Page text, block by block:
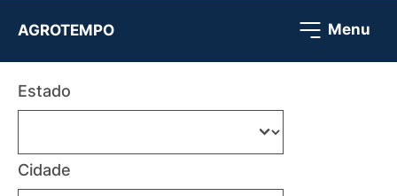
AGROTEMPO Menu
Estado
Cidade